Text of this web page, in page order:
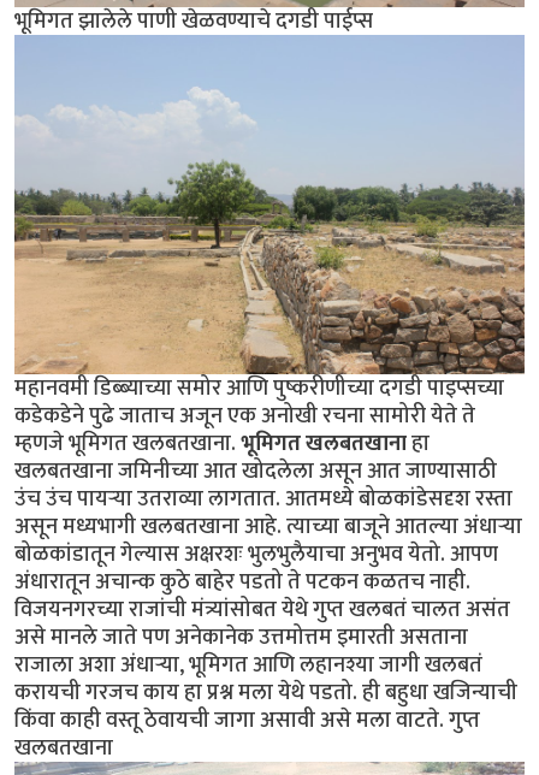
भूमिगत झालेले पाणी खेळवण्याचे दगडी पाईप्स
महानवमी डिब्ब्याच्या समोर आणि पुष्करीणीच्या दगडी पाइप्सच्या
कडेकडेने पुढे जाताच अजून एक अनोखी रचना सामोरी येते ते
म्हणजे भूमिगत खलबतखाना.भूमिगत खलबतखानाहा
खलबतखाना जमिनीच्या आत खोदलेला असून आत जाण्यासाठी
उंच उंच पायर्‍या उतराव्या लागतात. आतमध्ये बोळकांडेसदृश रस्ता
असून मध्यभागी खलबतखाना आहे. त्याच्या बाजूने आतल्या अंधार्‍या
बोळकांडातून गेल्यास अक्षरशः भुलभुलैयाचा अनुभव येतो. आपण
अंधारातून अचान्क कुठे बाहेर पडतो ते पटकन कळतच नाही.
विजयनगरच्या राजांची मंत्र्यांसोबत येथे गुप्त खलबतं चालत असंत
असे मानले जाते पण अनेकानेक उत्तमोत्तम इमारती असताना
राजाला अशा अंधार्‍या, भूमिगत आणि लहानश्या जागी खलबतं
करायची गरजच काय हा प्रश्न मला येथे पडतो. ही बहुधा खजिन्याची
किंवा काही वस्तू ठेवायची जागा असावी असे मला वाटते. गुप्त
खलबतखाना